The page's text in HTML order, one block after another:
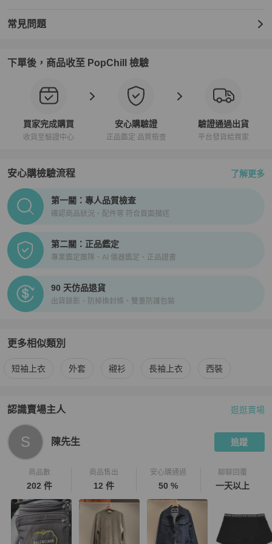
常見問題
下單後，商品收至 PopChill 檢驗
買家完成購買
收貨至驗證中心
安心購驗證
正品鑑定 品質檢查
驗證通過出貨
平台發貨給買家
安心購檢驗流程 了解更多
PopChill拍拍圈正品驗證、安心購檢驗流程介紹
第一關：專人品質檢查
確認商品狀況、配件等 符合頁面描述
第二關：正品鑑定
專業鑑定團隊、AI 儀器鑑定、正品證書
90 天仿品退貨
出貨錄影、防掉換封條、雙重防護包裝
更多相似類別
更多Prada 相似商品推薦
短袖上衣 外套 襯衫 長袖上衣 西裝
認識賣場主人
PopChill 拍拍圈嚴選賣家
逛逛賣場
S 陳先生 追蹤
商品數
202 件
商品售出
12 件
安心購通過
50 %
聊聊回覆
一天以上